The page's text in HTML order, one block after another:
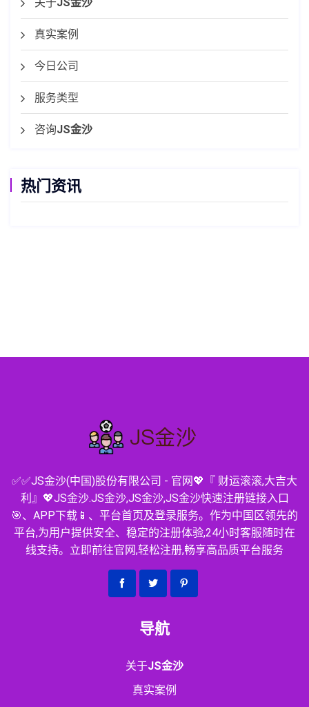
关于JS金沙
真实案例
今日公司
服务类型
咨询JS金沙
热门资讯
✅✅JS金沙(中国)股份有限公司 - 官网💖『 财运滚滚,大吉大
利』💖JS金沙.JS金沙,JS金沙,JS金沙快速注册链接入口
🎯、APP下载📱、平台首页及登录服务。作为中国区领先的
平台,为用户提供安全、稳定的注册体验,24小时客服随时在
线支持。立即前往官网,轻松注册,畅享高品质平台服务
导航
关于JS金沙
真实案例